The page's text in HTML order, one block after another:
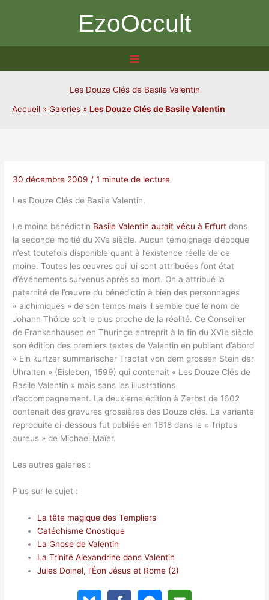
EzoOccult
Les Douze Clés de Basile Valentin
Accueil » Galeries » Les Douze Clés de Basile Valentin
30 décembre 2009 /1 minute de lecture
Les Douze Clés de Basile Valentin.
Le moine bénédictin Basile Valentin aurait vécu à Erfurt dans
la seconde moitié du XVe siècle. Aucun témoignage d’époque
n’est toutefois disponible quant à l’existence réelle de ce
moine. Toutes les œuvres qui lui sont attribuées font état
d’événements survenus après sa mort. On a attribué la
paternité de l’œuvre du bénédictin à bien des personnages
« alchimiques » de son temps mais il semble que le nom de
Johann Thölde soit le plus proche de la réalité. Ce Conseiller
de Frankenhausen en Thuringe entreprit à la fin du XVIe siècle
son édition des premiers textes de Valentin en publiant d’abord
« Ein kurtzer summarischer Tractat von dem grossen Stein der
Uhralten » (Eisleben, 1599) qui contenait « Les Douze Clés de
Basile Valentin » mais sans les illustrations
d’accompagnement. La deuxième édition à Zerbst de 1602
contenait des gravures grossières des Douze clés. La variante
reproduite ci-dessous fut publiée en 1618 dans le « Triptus
aureus » de Michael Maïer.
Les autres galeries :
Plus sur le sujet :
La tête magique des Templiers
Catéchisme Gnostique
La Gnose de Valentin
La Trinité Alexandrine dans Valentin
Jules Doinel, l’Éon Jésus et Rome (2)